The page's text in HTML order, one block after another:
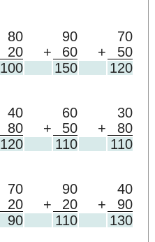
80 90
70
20 + 60 +
50
100 150 120
40 60
30
80 + 50 +
80
120 110 110
70 90
40
20 + 20 +
90
90 110 130